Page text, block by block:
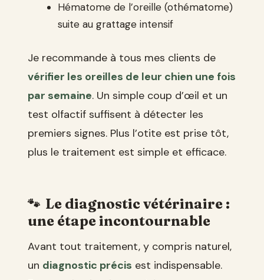
Hématome de l’oreille (othématome)
suite au grattage intensif
Je recommande à tous mes clients de
vérifier les oreilles de leur chien une fois
par semaine. Un simple coup d’œil et un
test olfactif suffisent à détecter les
premiers signes. Plus l’otite est prise tôt,
plus le traitement est simple et efficace.
Le diagnostic vétérinaire :
une étape incontournable
Avant tout traitement, y compris naturel,
un diagnostic précis est indispensable.